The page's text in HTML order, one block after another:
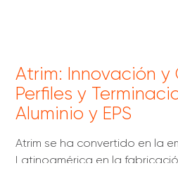
Atrim: Innovación y
Perfiles y
Aluminio y EPS
Atrim se ha convertido en la
Latinoamérica en la